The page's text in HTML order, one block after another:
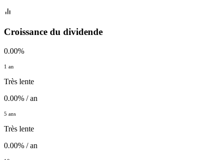
Croissance du dividende
0.00%
1 an
Très lente
0.00% / an
5 ans
Très lente
0.00% / an